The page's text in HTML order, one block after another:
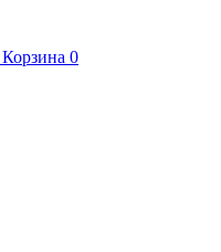
Корзина 0